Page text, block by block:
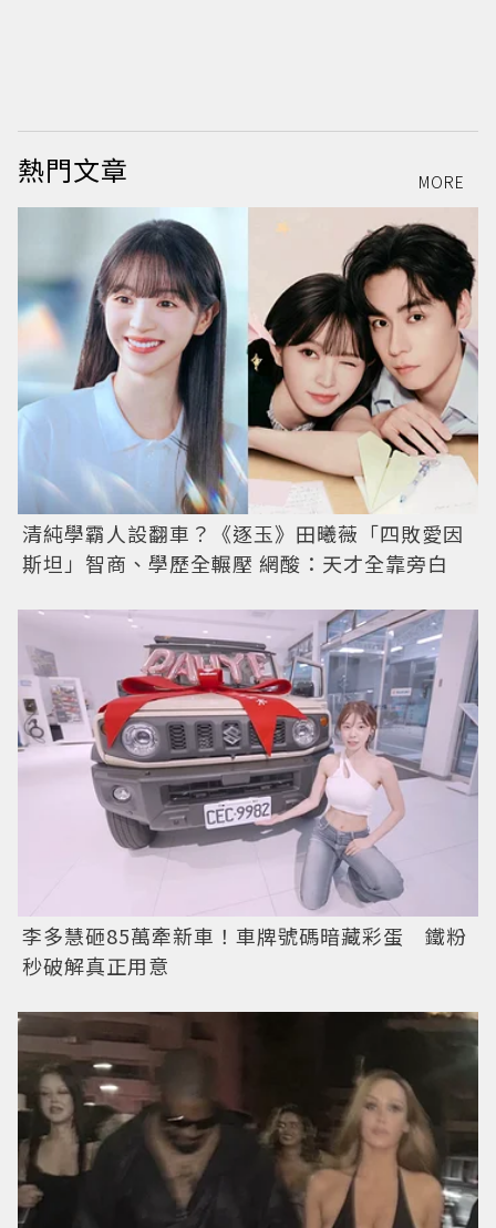
熱門文章 MORE
清純學霸人設翻車？《逐玉》田曦薇「四敗愛因
斯坦」智商、學歷全輾壓 網酸：天才全靠旁白
李多慧砸85萬牽新車！車牌號碼暗藏彩蛋 鐵粉
秒破解真正用意